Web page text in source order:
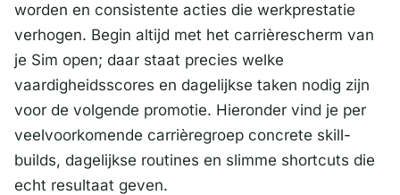
worden en consistente acties die werkprestatie
verhogen. Begin altijd met het carrièrescherm van
je Sim open; daar staat precies welke
vaardigheidsscores en dagelijkse taken nodig zijn
voor de volgende promotie. Hieronder vind je per
veelvoorkomende carrièregroep concrete skill-
builds, dagelijkse routines en slimme shortcuts die
echt resultaat geven.